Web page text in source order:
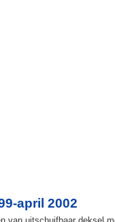
april 2002